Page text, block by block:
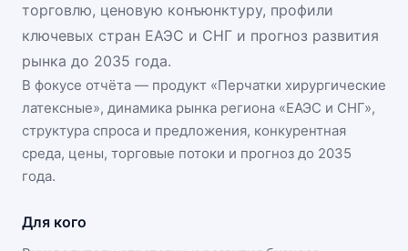
торговлю, ценовую конъюнктуру, профили
ключевых стран ЕАЭС и СНГ и прогноз развития
рынка до 2035 года.
В фокусе отчёта — продукт «Перчатки хирургические
латексные», динамика рынка региона «ЕАЭС и СНГ»,
структура спроса и предложения, конкурентная
среда, цены, торговые потоки и прогноз до 2035
года.
Для кого